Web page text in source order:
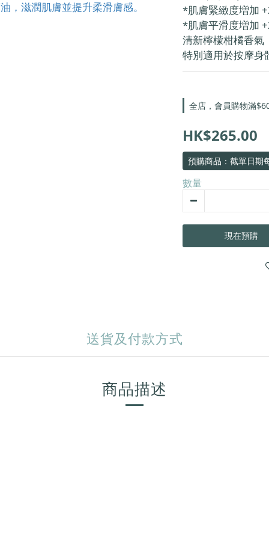
*肌膚緊緻度増加
*肌膚平滑度増加
清新檸檬柑橘香氣
特別適用於按摩身
全店，會員購物滿
HK$265.00
預購商品：截單日期
數量
現在預購
送貨及付款方式
商品描述